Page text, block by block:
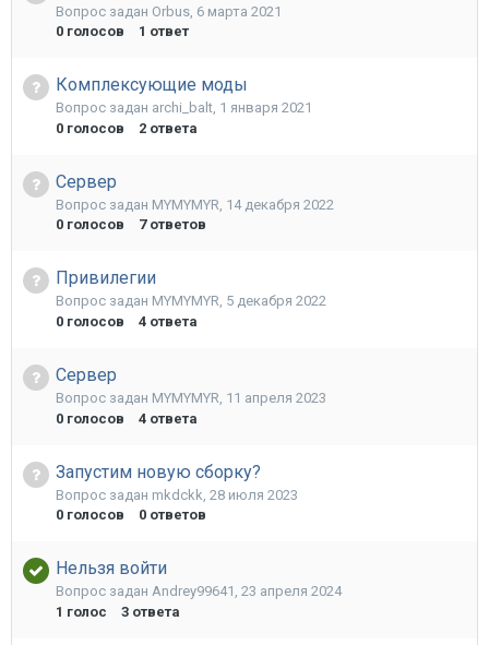
Вопрос задан Orbus 6 марта 2021
0 голосов 1 ответ
Комплексующие моды
Вопрос задан archi_balt, 1 января 2021
0 голосов 2 ответа
Сервер
Вопрос задан MYMYMYR 14 декабря 2022
0 голосов 7 ответов
Привилегии
Вопрос задан MYMYMYR, 5 декабря 2022
0 голосов 4 ответа
Сервер
Вопрос задан MYMYMYR, 11 апреля 2023
0 голосов 4 ответа
Запустим новую сборку?
Вопрос задан mkdckk 28 июля 2023
0 голосов 0 ответов
Нельзя войти
Вопрос задан Andrey99641 , 23 апреля 2024
1 голос 3 ответа